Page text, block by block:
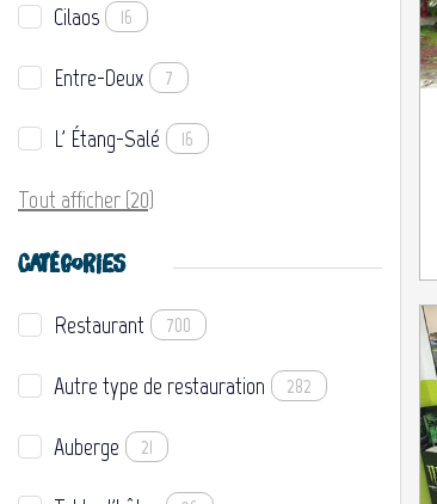
Cilaos 16
Entre-Deux 7
L' Étang-Salé 16
Tout afficher (20)
CATÉGORIES
Restaurant 700
Autre type de restauration 282
Auberge 21